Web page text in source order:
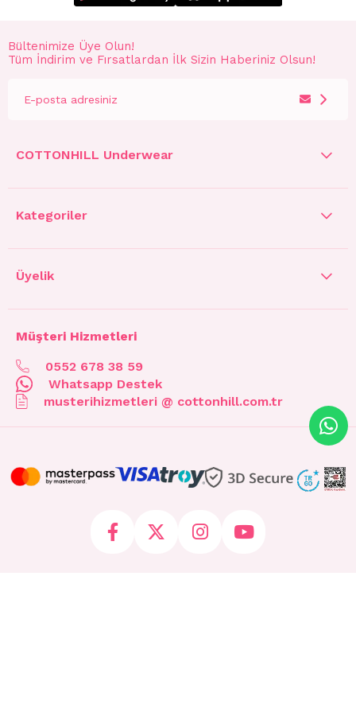
Bültenimize Üye Olun!
Tüm İndirim ve Fırsatlardan İlk Sizin Haberiniz Olsun!
COTTONHILL Underwear
Kategoriler
Üyelik
Müşteri Hizmetleri
0552 678 38 59
Whatsapp Destek
musterihizmetleri @ cottonhill.com.tr